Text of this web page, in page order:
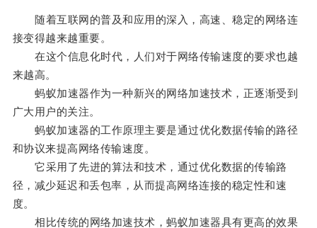
随着互联网的普及和应用的深入，高速、稳定的网络连
接变得越来越重要。
在这个信息化时代，人们对于网络传输速度的要求也越
来越高。
蚂蚁加速器作为一种新兴的网络加速技术，正逐渐受到
广大用户的关注。
蚂蚁加速器的工作原理主要是通过优化数据传输的路径
和协议来提高网络传输速度。
它采用了先进的算法和技术，通过优化数据的传输路
径，减少延迟和丢包率，从而提高网络连接的稳定性和速
度。
相比传统的网络加速技术，蚂蚁加速器具有更高的效果